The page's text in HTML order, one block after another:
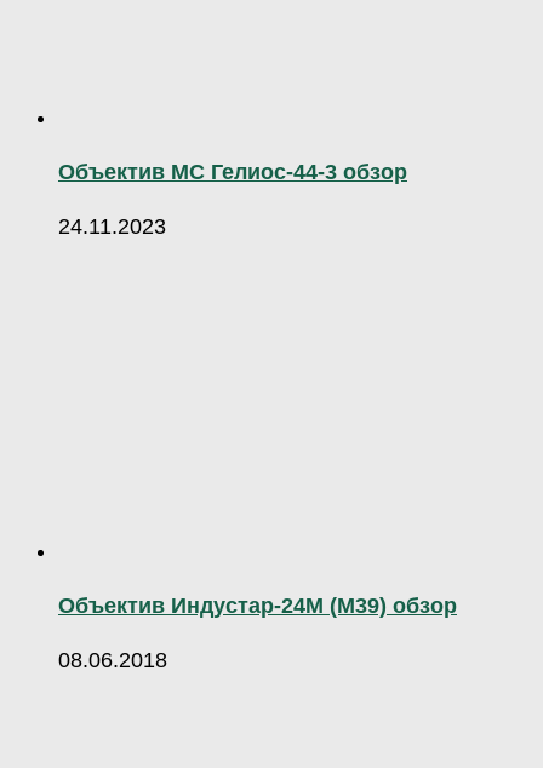
Объектив МС Гелиос-44-3 обзор
24.11.2023
Объектив Индустар-24М (М39) обзор
08.06.2018